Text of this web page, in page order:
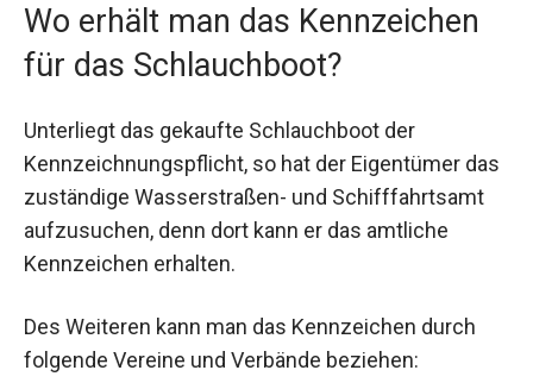
Wo erhält man das Kennzeichen
für das Schlauchboot?
Unterliegt das gekaufte Schlauchboot der
Kennzeichnungspflicht, so hat der Eigentümer das
zuständige Wasserstraßen- und Schifffahrtsamt
aufzusuchen, denn dort kann er das amtliche
Kennzeichen erhalten.
Des Weiteren kann man das Kennzeichen durch
folgende Vereine und Verbände beziehen: